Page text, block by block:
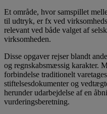
Et område, hvor samspillet
til udtryk, er fx ved
relevant ved både valget af
virksomheden.
Disse opgaver rejser blandt
og regnskabsmæssig karakter.
forbindelse traditionelt
stiftelsesdokumenter og
herunder udarbejdelse af en
vurderingsberetning.